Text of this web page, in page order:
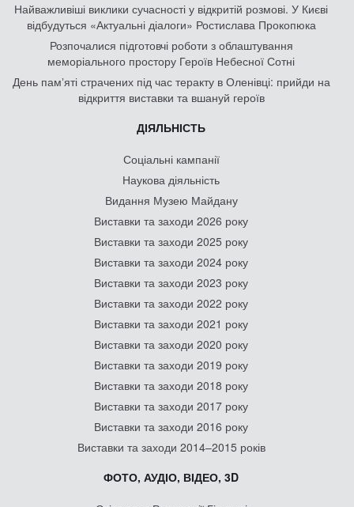
Найважливіші виклики сучасності у відкритій розмові. У Києві
відбудуться «Актуальні діалоги» Ростислава Прокопюка
Розпочалися підготовчі роботи з облаштування
меморіального простору Героїв Небесної Сотні
День памʼяті страчених під час теракту в Оленівці: прийди на
відкриття виставки та вшануй героїв
ДІЯЛЬНІСТЬ
Соціальні кампанії
Наукова діяльність
Видання Музею Майдану
Виставки та заходи 2026 року
Виставки та заходи 2025 року
Виставки та заходи 2024 року
Виставки та заходи 2023 року
Виставки та заходи 2022 року
Виставки та заходи 2021 року
Виставки та заходи 2020 року
Виставки та заходи 2019 року
Виставки та заходи 2018 року
Виставки та заходи 2017 року
Виставки та заходи 2016 року
Виставки та заходи 2014–2015 років
ФОТО, АУДІО, ВІДЕО, 3D